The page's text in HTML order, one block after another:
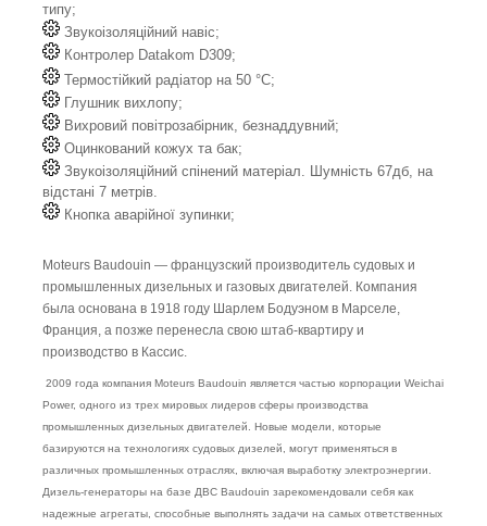
типу;
Звукоізоляційний навіс;
Контролер Datakom D309;
Термостійкий радіатор на 50 °C;
Глушник вихлопу;
Вихровий повітрозабірник, безнаддувний;
Оцинкований кожух та бак;
Звукоізоляційний спінений матеріал. Шумність 67дб, на
відстані 7 метрів.
Кнопка аварійної зупинки;
Moteurs Baudouin — французский производитель судовых и
промышленных дизельных и газовых двигателей. Компания
была основана в 1918 году Шарлем Бодуэном в Марселе,
Франция, а позже перенесла свою штаб-квартиру и
производство в Кассис.
2009 года компания Moteurs Baudouin является частью корпорации Weichai
Power, одного из трех мировых лидеров сферы производства
промышленных дизельных двигателей. Новые модели, которые
базируются на технологиях судовых дизелей, могут применяться в
различных промышленных отраслях, включая выработку электроэнергии.
Дизель-генераторы на базе ДВС Baudouin зарекомендовали себя как
надежные агрегаты, способные выполнять задачи на самых ответственных